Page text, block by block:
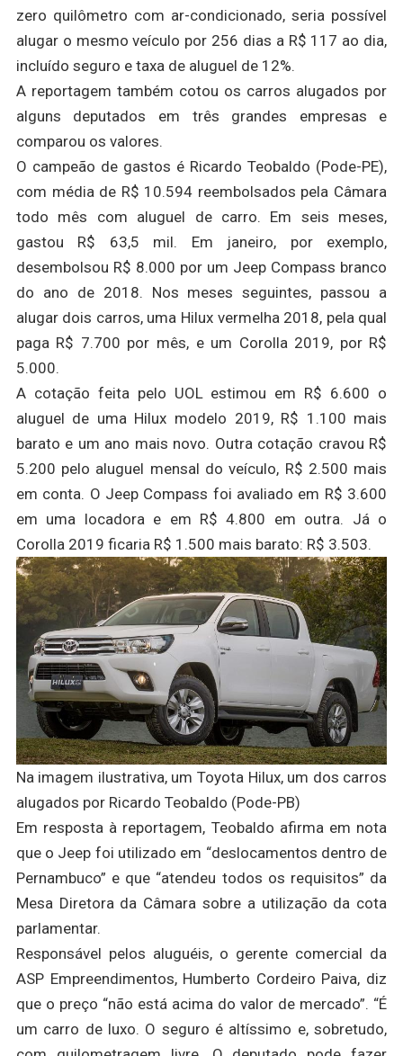
zero quilômetro com ar-condicionado, seria possível
alugar o mesmo veículo por 256 dias a R$ 117 ao dia,
incluído seguro e taxa de aluguel de 12%.
A reportagem também cotou os carros alugados por
alguns deputados em três grandes empresas e
comparou os valores.
O campeão de gastos é Ricardo Teobaldo (Pode-PE),
com média de R$ 10.594 reembolsados pela Câmara
todo mês com aluguel de carro. Em seis meses,
gastou R$ 63,5 mil. Em janeiro, por exemplo,
desembolsou R$ 8.000 por um Jeep Compass branco
do ano de 2018. Nos meses seguintes, passou a
alugar dois carros, uma Hilux vermelha 2018, pela qual
paga R$ 7.700 por mês, e um Corolla 2019, por R$
5.000.
A cotação feita pelo UOL estimou em R$ 6.600 o
aluguel de uma Hilux modelo 2019, R$ 1.100 mais
barato e um ano mais novo. Outra cotação cravou R$
5.200 pelo aluguel mensal do veículo, R$ 2.500 mais
em conta. O Jeep Compass foi avaliado em R$ 3.600
em uma locadora e em R$ 4.800 em outra. Já o
Corolla 2019 ficaria R$ 1.500 mais barato: R$ 3.503.
Na imagem ilustrativa, um Toyota Hilux, um dos carros
alugados por Ricardo Teobaldo (Pode-PB)
Em resposta à reportagem, Teobaldo afirma em nota
que o Jeep foi utilizado em “deslocamentos dentro de
Pernambuco” e que “atendeu todos os requisitos” da
Mesa Diretora da Câmara sobre a utilização da cota
parlamentar.
Responsável pelos aluguéis, o gerente comercial da
ASP Empreendimentos, Humberto Cordeiro Paiva, diz
que o preço “não está acima do valor de mercado”. “É
um carro de luxo. O seguro é altíssimo e, sobretudo,